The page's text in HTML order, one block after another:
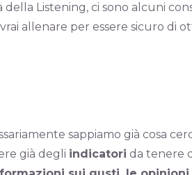
Listening, ci sono alcuni
allenare per essere sicuro di
sappiamo già cosa
già degli indicatori da tenere